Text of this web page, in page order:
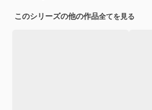
このシリーズの他の作品全てを見る